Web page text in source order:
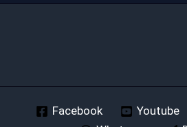
Facebook Youtube